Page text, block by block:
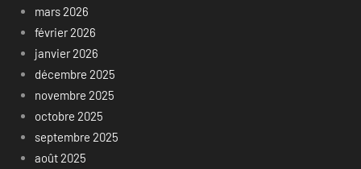
mars 2026
février 2026
janvier 2026
décembre 2025
novembre 2025
octobre 2025
septembre 2025
août 2025